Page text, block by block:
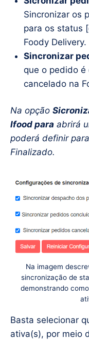
Sincronizar os
para os status
Foody Delivery.
Sincronizar
que o pedido é
cancelado na
Na opção
Ifood para abrirá
poderá definir
Finalizado.
Na imagem
sincronização de
demonstrando
Basta selecionar
ativa(s), por meio